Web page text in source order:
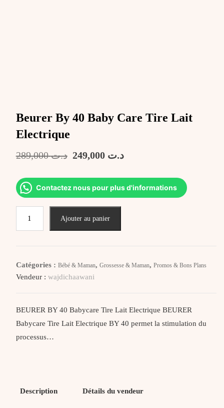
Beurer By 40 Baby Care Tire Lait
Electrique
د.ت289,000
Le
était :
د.ت 249,000
est :
د.ت 249,000.
Contactez nous pour plus d'informations
Lait
Electrique
Ajouter au panier
Catégories : Bébé & Maman, Grossesse & Maman, Promos & Bons Plans
Vendeur : wajdichaawani
BEURER BY 40 Babycare Tire Lait Electrique BEURER
Babycare Tire Lait Electrique BY 40 permet la stimulation du
processus…
Description Détails du vendeur